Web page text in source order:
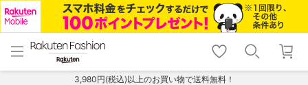
menu home
トップ
shopping_cart lock_outline
ログイン
3,980円(税込)以上のお買い物で送料無料！